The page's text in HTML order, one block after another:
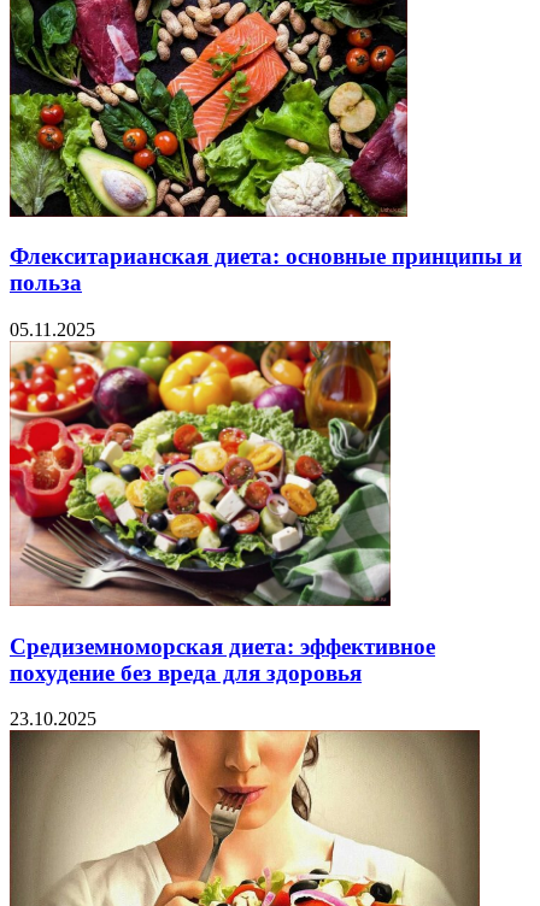
Флекситарианская диета: основные принципы и
польза
05.11.2025
Средиземноморская диета: эффективное
похудение без вреда для здоровья
23.10.2025